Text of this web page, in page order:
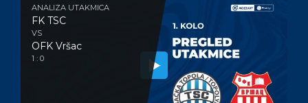
ANALIZA UTAKMICA
FK TSC
VS
OFK Vršac
1 : 0